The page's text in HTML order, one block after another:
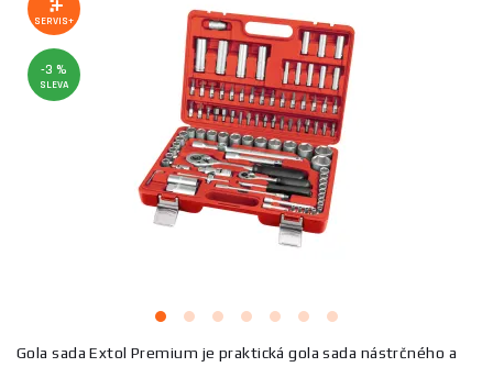
SERVIS+
-3 %
SLEVA
Gola sada Extol Premium je praktická gola sada nástrčného a